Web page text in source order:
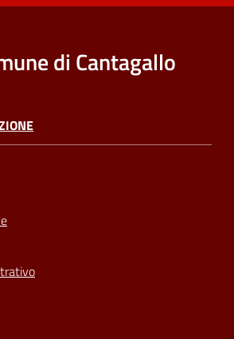
di Cantagallo